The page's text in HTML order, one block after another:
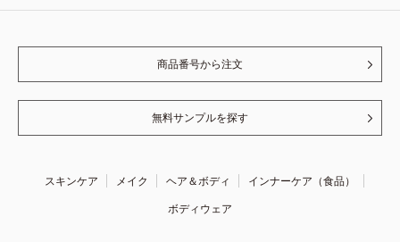
商品番号から注文
無料サンプルを探す
スキンケア メイク ヘア＆ボディ
インナーケア（食品）
ボディウェア